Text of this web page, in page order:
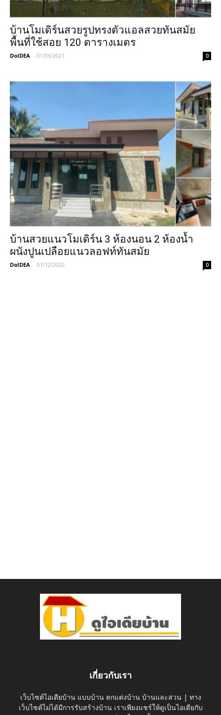
บ้านโมเดิร์นสวยรูปทรงตัวแอลสวยทันสมัย
พื้นที่ใช้สอย 120 ตารางเมตร
DoIDEA - 01/06/2021 0
บ้านสวยแนวโมเดิร์น 3 ห้องนอน 2 ห้องน้ำ
ผนังปูนเปลือยแนวลอฟท์ทันสมัย
DoIDEA - 01/12/2020 0
เกี่ยวกับเรา
เว็บไซต์ไอเดียบ้าน แบบบ้าน ตกแต่งบ้าน บ้านและสวน | ทาง
เว็บไซต์ไม่ได้มีการรับสร้างบ้าน เราเพียงแชร์ให้ดูเป็นไอเดียกับ